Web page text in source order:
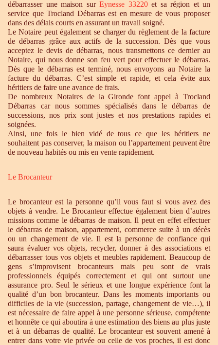
débarrasser une maison sur Eynesse 33220et sa région et un
service que Trocland Débarras est en mesure de vous proposer
dans des délais courts en assurant un travail soigné.
Le Notaire peut également se charger du règlement de la facture
de débarras grâce aux actifs de la succession. Dès que vous
acceptez le devis de débarras, nous transmettons ce dernier au
Notaire, qui nous donne son feu vert pour effectuer le débarras.
Dès que le débarras est terminé, nous envoyons au Notaire la
facture du débarras. C’est simple et rapide, et cela évite aux
héritiers de faire une avance de frais.
De nombreux Notaires de la Gironde font appel à Trocland
Débarras car nous sommes spécialisés dans le débarras de
successions, nos prix sont justes et nos prestations rapides et
soignées.
Ainsi, une fois le bien vidé de tous ce que les héritiers ne
souhaitent pas conserver, la maison ou l’appartement peuvent être
de nouveau habités ou mis en vente rapidement.
Le Brocanteur
Le brocanteur est la personne qu’il vous faut si vous avez des
objets à vendre. Le Brocanteur effectue également bien d’autres
missions comme le débarras de maison. Il peut en effet effectuer
le débarras de maison, appartement, commerce suite à un décès
ou un changement de vie. Il est la personne de confiance qui
saura évaluer vos objets, recycler, donner à des associations et
débarrasser tous vos objets et meubles rapidement. Beaucoup de
gens s’improvisent brocanteurs mais peu sont de vrais
professionnels équipés correctement et qui ont surtout une
assurance pro. Seul le sérieux et une longue expérience font la
qualité d’un bon brocanteur. Dans les moments importants ou
difficiles de la vie (succession, partage, changement de vie…), il
est nécessaire de faire appel à une personne sérieuse, compétente
et honnête ce qui aboutira à une estimation des biens au plus juste
et à un débarras de qualité. Le brocanteur est souvent amené à
entrer dans votre vie privée ou celle de vos proches, il est donc